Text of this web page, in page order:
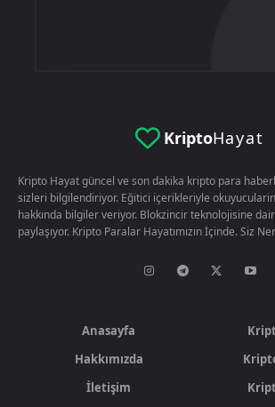
KriptoHayat
Kripto Hayat güncel ve son dakika kripto para
sizleri bilgilendiriyor. Eğitici içerikleriyle
hakkında bilgiler veriyor. Blokzincir teknolojisine
paylaşıyor. Kripto Paralar Hayatımızın İçinde. Siz
Anasayfa
Hakkımızda
İletişim